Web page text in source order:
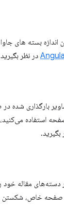
اندازه بسته های
در نظر
بارگذاری شده
استفاده
مقاله خود
خاص، شکستن